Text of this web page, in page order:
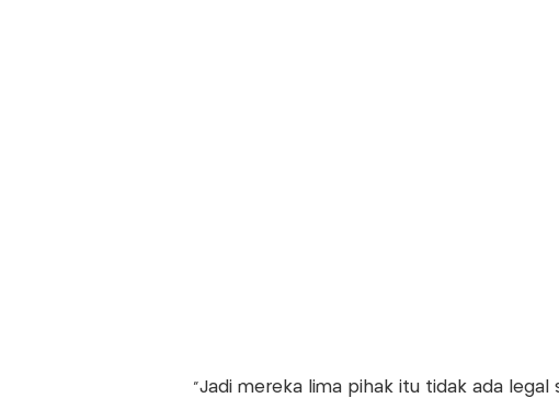
“Jadi mereka lima pihak itu tidak ada legal